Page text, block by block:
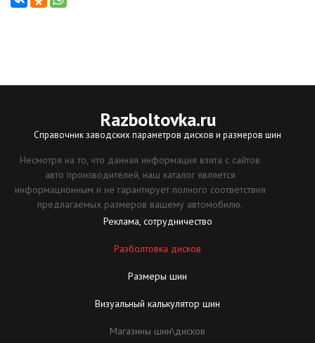
Razboltovka.ru
Справочник заводских параметров дисков и размеров шин
Несмотря на то, что данная информация взята с сайтов
авто производителей, наш каталог является
информационным и не гарантирует полного соответствия
предлагаемых размеров вашему автомобилю.
Реклама, сотрудничество
Разболтовка дисков
Размеры шин
Визуальный калькулятор шин
Магазины шин\дисков